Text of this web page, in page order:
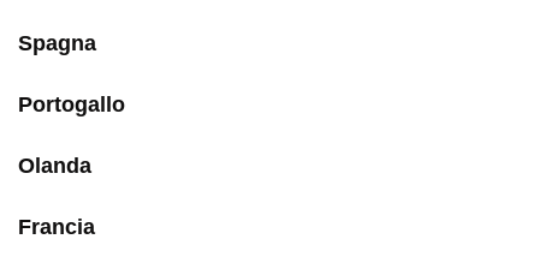
Spagna
Portogallo
Olanda
Francia